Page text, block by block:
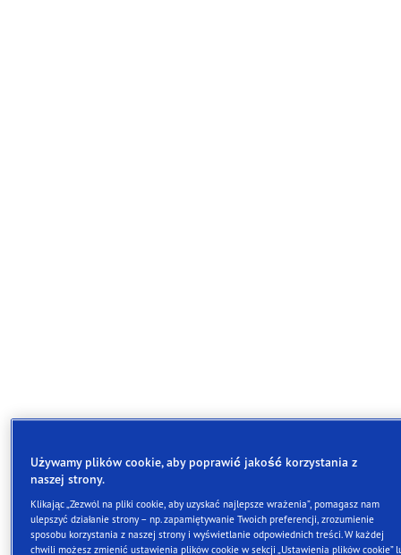
Goodyear UltraGrip Performance 3 to świetna opcja
Używamy plików cookie, aby poprawić jakość korzystania z
naszej strony.
Klikając „Zezwól na pliki cookie, aby uzyskać najlepsze wrażenia”, pomagasz nam
ulepszyć działanie strony – np. zapamiętywanie Twoich preferencji, zrozumienie
sposobu korzystania z naszej strony i wyświetlanie odpowiednich treści. W każdej
chwili możesz zmienić ustawienia plików cookie w sekcji „Ustawienia plików cookie”